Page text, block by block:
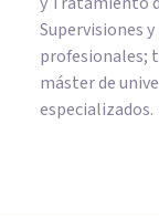
Supervisiones
profesionales;
máster de
especializados.